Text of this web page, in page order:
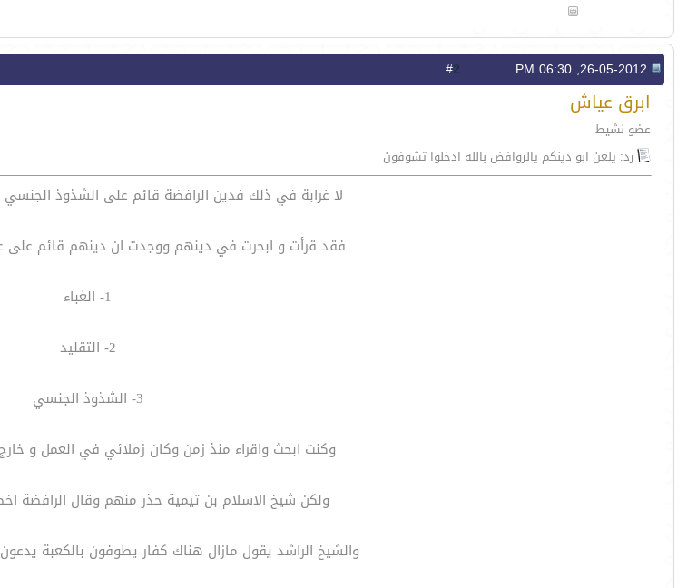
2
ابرق عياش
عضو نشيط
رد: يلعن ابو دينكم يالروافض بالله ادخلوا تشوفون
لا غرابة في ذلك فدين الرافضة قائم على الشذوذ الجنسي و
فقد قرأت و ابحرت في دينهم ووجدت ان دينهم قائم
1- الغباء
2- التقليد
3- الشذوذ الجنسي
وكنت ابحث واقراء منذ زمن وكان زملائي في العمل و
ولكن شيخ الاسلام بن تيمية حذر منهم وقال الرافضة
والشيخ الراشد يقول مازال هناك كفار يطوفون بالكعبة